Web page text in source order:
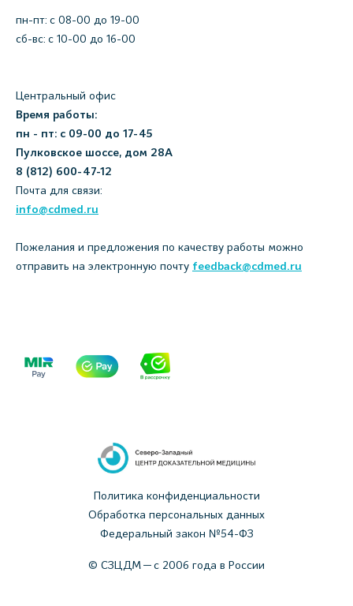
пн-пт: c 08-00 до 19-00
сб-вс: с 10-00 до 16-00
Центральный офис
Время работы:
пн - пт: с 09-00 до 17-45
Пулковское шоссе, дом 28А
8 (812) 600-47-12
Почта для связи:
info@cdmed.ru
Пожелания и предложения по качеству работы можно
отправить на электронную почту feedback@cdmed.ru
Политика конфиденциальности
Обработка персональных данных
Федеральный закон №54-ФЗ
© СЗЦДМ — с 2006 года в России